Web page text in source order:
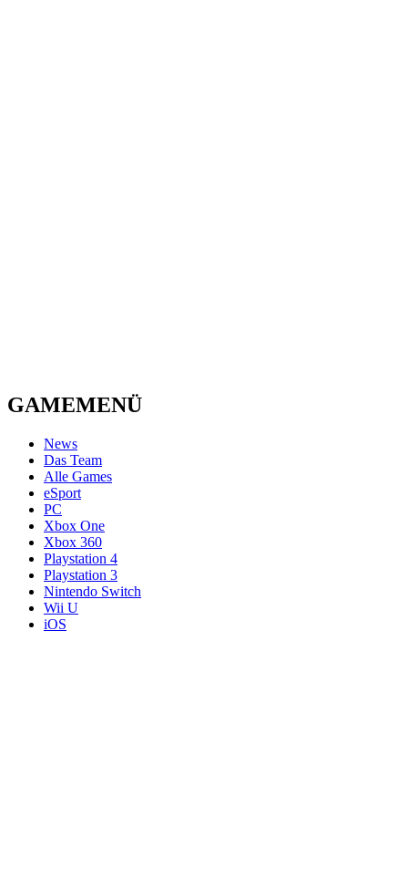
GAMEMENÜ
News
Das Team
Alle Games
eSport
PC
Xbox One
Xbox 360
Playstation 4
Playstation 3
Nintendo Switch
Wii U
iOS